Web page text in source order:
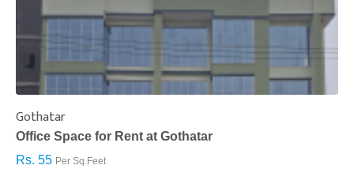
Gothatar
Office Space for Rent at Gothatar
Rs. 55 Per Sq.Feet